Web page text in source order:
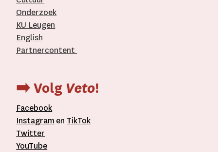
Onderzoek
KU Leugen
English
Partnercontent
➡️ Volg Veto!
Facebook
Instagram en TikTok
Twitter
YouTube